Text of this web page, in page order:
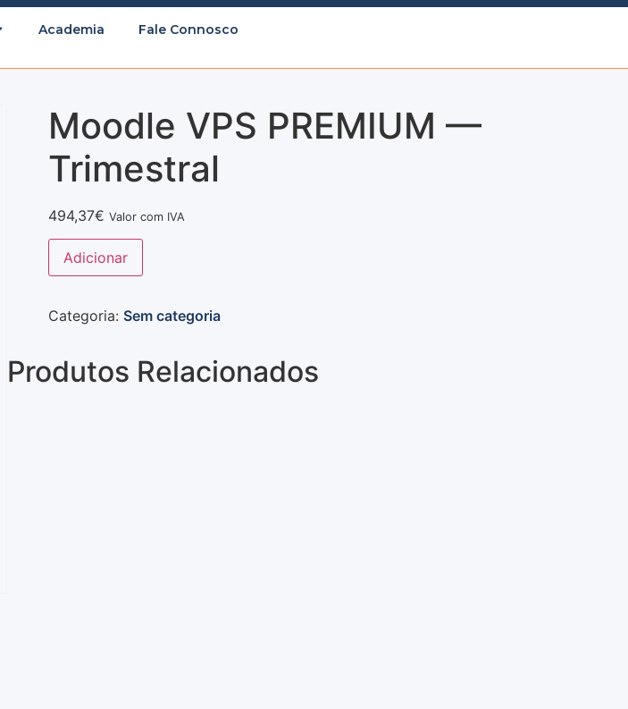
Academia Fale Connosco
Moodle VPS PREMIUM —
Trimestral
494,37€ Valor com IVA
Adicionar
Categoria: Sem categoria
Produtos Relacionados